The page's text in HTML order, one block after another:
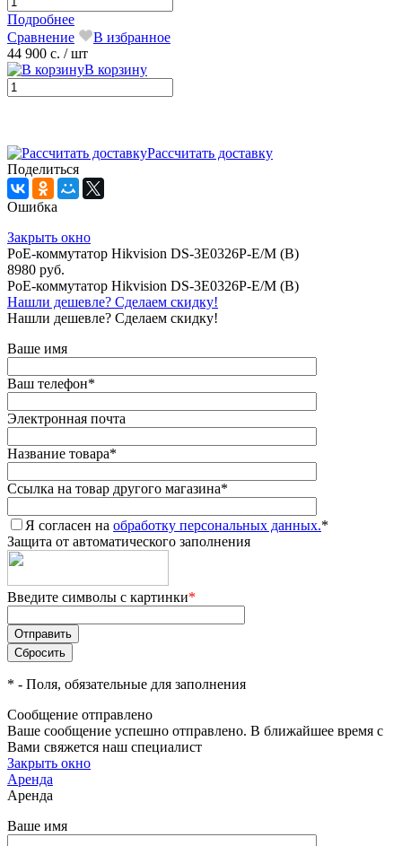
Подробнее
Сравнение
В избранное
44 900 с. / шт
В корзину
Рассчитать доставку
Поделиться
Ошибка
Закрыть окно
PoE-коммутатор Hikvision DS-3E0326P-E/M (B)
8980 руб.
PoE-коммутатор Hikvision DS-3E0326P-E/M (B)
Нашли дешевле? Сделаем скидку!
Нашли дешевле? Сделаем скидку!
Ваше имя
Ваш телефон*
Электронная почта
Название товара*
Ссылка на товар другого магазина*
Я согласен на обработку персональных данных.*
Защита от автоматического заполнения
Введите символы с картинки*
* - Поля, обязательные для заполнения
Сообщение отправлено
Ваше сообщение успешно отправлено. В ближайшее время с
Вами свяжется наш специалист
Закрыть окно
Аренда
Аренда
Ваше имя